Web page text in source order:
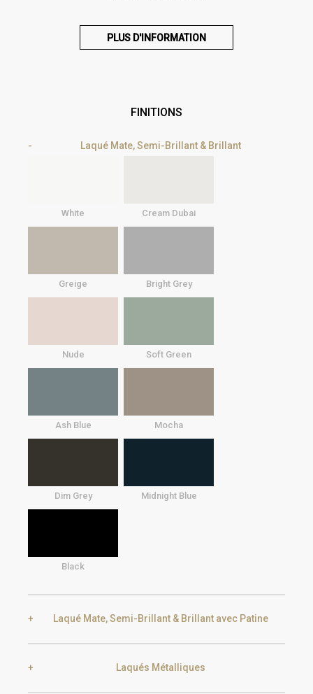
PLUS D'INFORMATION
FINITIONS
Laqué Mate, Semi-Brillant & Brillant
White Cream Dubai
Greige Bright Grey
Nude Soft Green
Ash Blue Mocha
Dim Grey Midnight Blue
Black
Laqué Mate, Semi-Brillant & Brillant avec Patine
Laqués Métalliques